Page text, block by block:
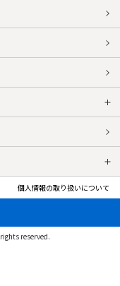
個人情報の取り扱いについて
reserved.